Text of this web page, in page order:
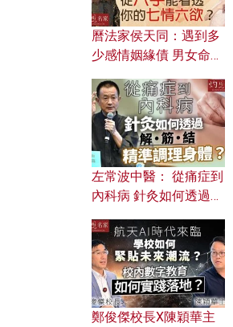
曆法家侯天同：遇到多
少感情姻緣債 男女命途
的七情六欲？
左常波中醫： 從痛症到
內科病 針灸如何透過解
鄭俊傑校長X陳穎華主